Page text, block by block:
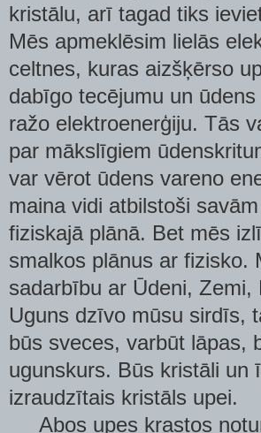
kristālu, arī tagad tiks
Mēs apmeklēsim lielās
celtnes, kuras aizšķērso
dabīgo tecējumu un
ražo elektroenerģiju. Tās
par mākslīgiem
var vērot ūdens vareno
maina vidi atbilstoši
fiziskajā plānā. Bet mēs
smalkos plānus ar fizisko.
sadarbību ar Ūdeni, Zemi,
Uguns dzīvo mūsu sirdīs,
būs sveces, varbūt lāpas,
ugunskurs. Būs kristāli un
izraudzītais kristāls upei.
Abos upes krastos